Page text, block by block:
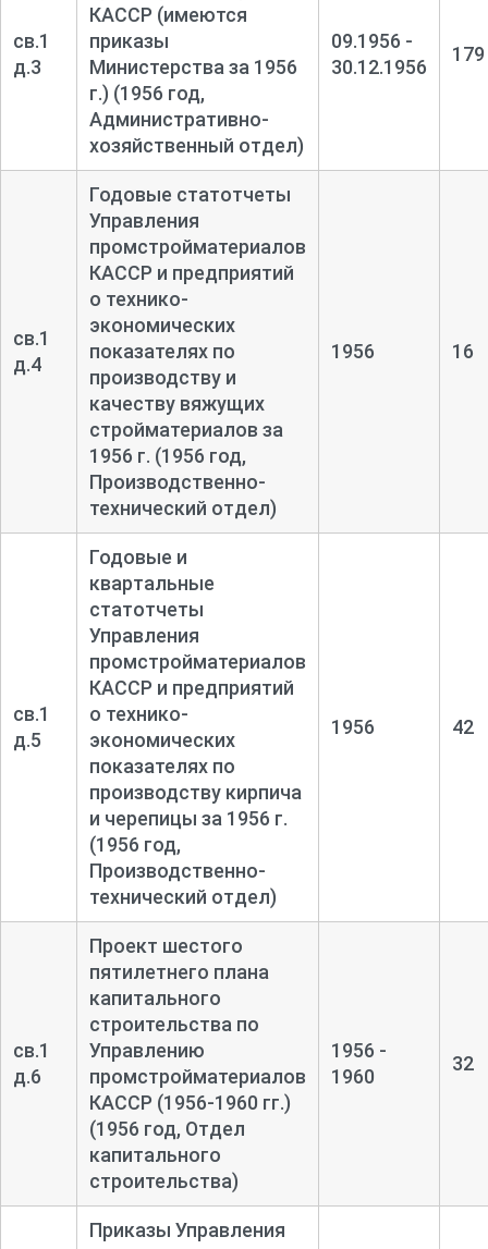
св.1
д.3
КАССР (имеются
приказы
Министерства за 1956
г.) (1956 год,
Административно-
хозяйственный отдел)
09.1956 -
30.12.1956
179
св.1
д.4
Годовые статотчеты
Управления
промстройматериалов
КАССР и предприятий
о технико-
экономических
показателях по
производству и
качеству вяжущих
стройматериалов за
1956 г. (1956 год,
Производственно-
технический отдел)
1956 16
св.1
д.5
Годовые и
квартальные
статотчеты
Управления
промстройматериалов
КАССР и предприятий
о технико-
экономических
показателях по
производству кирпича
и черепицы за 1956 г.
(1956 год,
Производственно-
технический отдел)
1956 42
св.1
д.6
Проект шестого
пятилетнего плана
капитального
строительства по
Управлению
промстройматериалов
КАССР (1956-1960 гг.)
(1956 год, Отдел
капитального
строительства)
1956 -
1960
32
Приказы Управления